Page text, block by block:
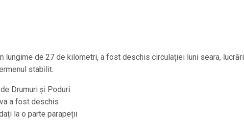
lungime de 27 de kilometri, a fost deschis circulației luni seara,
stabilit.
Drumuri și Poduri
a fost deschis
la o parte parapeții